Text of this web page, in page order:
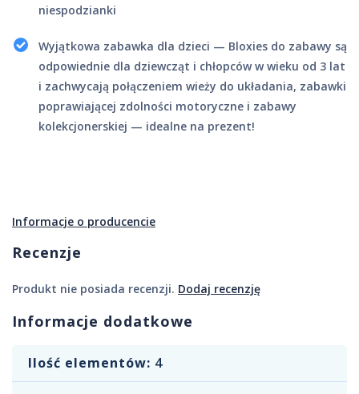
niespodzianki
Wyjątkowa zabawka dla dzieci — Bloxies do zabawy są
odpowiednie dla dziewcząt i chłopców w wieku od 3 lat
i zachwycają połączeniem wieży do układania, zabawki
poprawiającej zdolności motoryczne i zabawy
kolekcjonerskiej — idealne na prezent!
Informacje o producencie
Recenzje
Produkt nie posiada recenzji. Dodaj recenzję
Informacje dodatkowe
Ilość elementów: 4